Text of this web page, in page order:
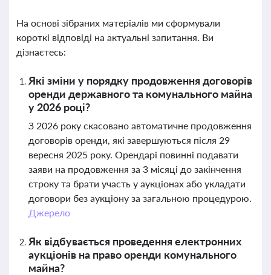
На основі зібраних матеріалів ми сформували
короткі відповіді на актуальні запитання. Ви
дізнаєтесь:
Які зміни у порядку продовження договорів
оренди державного та комунального майна
у 2026 році?
З 2026 року скасовано автоматичне продовження
договорів оренди, які завершуються після 29
вересня 2025 року. Орендарі повинні подавати
заяви на продовження за 3 місяці до закінчення
строку та брати участь у аукціонах або укладати
договори без аукціону за загальною процедурою.
Джерело
Як відбувається проведення електронних
аукціонів на право оренди комунального
майна?